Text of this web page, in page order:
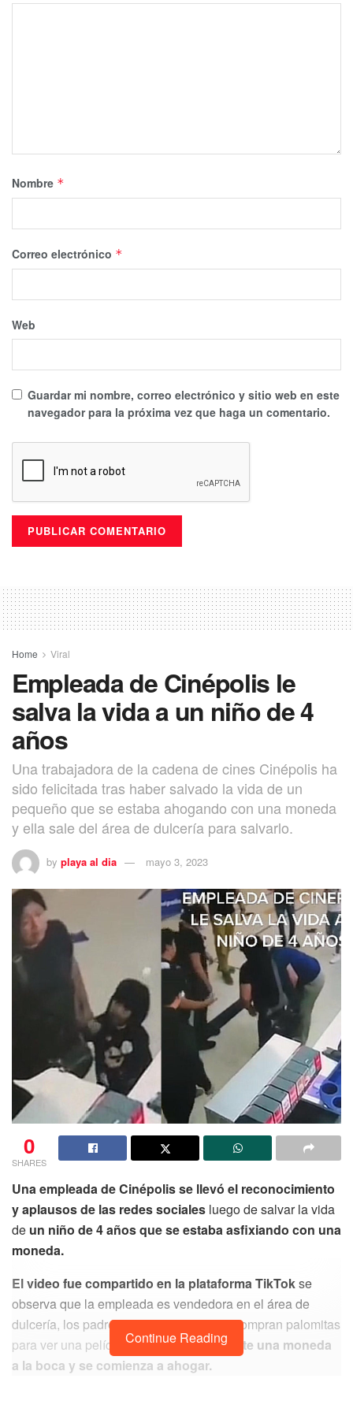
Nombre *
Correo electrónico *
Web
Guardar mi nombre, correo electrónico y sitio web en este
navegador para la próxima vez que haga un comentario.
Home Viral
Empleada de Cinépolis le
salva la vida a un niño de 4
años
Una trabajadora de la cadena de cines Cinépolis ha
sido felicitada tras haber salvado la vida de un
pequeño que se estaba ahogando con una moneda
y ella sale del área de dulcería para salvarlo.
by playa al dia mayo 3, 2023
0
SHARES
Una empleada de Cinépolis se llevó el reconocimiento
y aplausos de las redes sociales luego de salvar la vida
de un niño de 4 años que se estaba asfixiando con una
moneda.
El video fue compartido en la plataforma TikTokse
observa que la empleada es vendedora en el área de
dulcería, los padres del menor y el niño compran palomitas
para ver una película, peroel niño se mete una moneda
a la boca y se comienza a ahogar.
Continue Reading